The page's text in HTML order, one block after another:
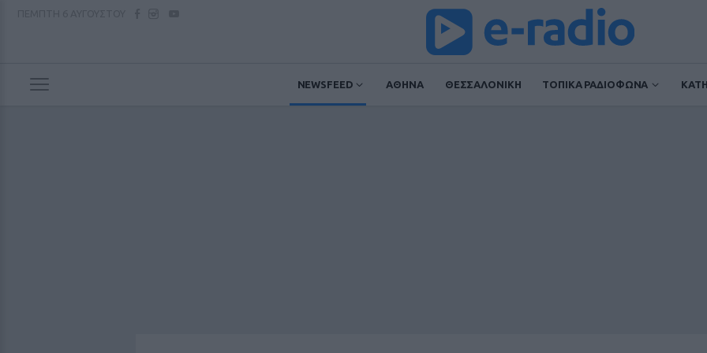
NEWSFEED ΑΘΗΝΑ ΘΕΣΣΑΛΟΝΙΚΗ ΤΟΠΙΚΑ ΡΑΔΙΟΦΩΝΑ